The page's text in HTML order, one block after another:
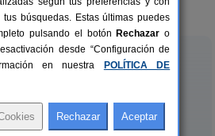
desde18 €
Con (Asturias)
búsquedas. Estas últimas puedes
pulsando el botón Rechazar o
desde “Configuración de
en nuestra
POLÍTICA DE